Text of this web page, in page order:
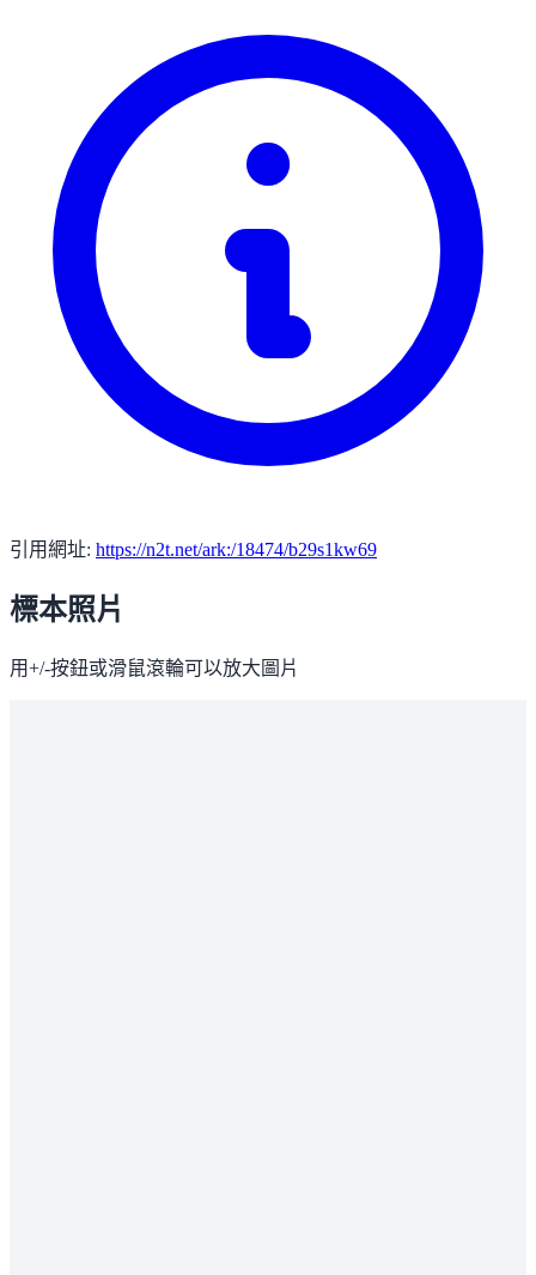
引用網址: https://n2t.net/ark:/18474/b29s1kw69
標本照片
用+/-按鈕或滑鼠滾輪可以放大圖片